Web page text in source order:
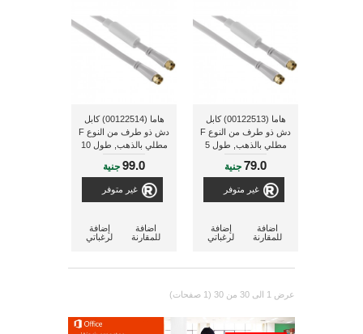
هاما (00122513) كابل
دش ذو طرف من النوع F
مطلي بالذهب, طول 5
متر79.0جنية
غير متوفر
إضافة
لرغباتي
اضافة
للمقارنة
هاما (00122514) كابل
دش ذو طرف من النوع F
مطلي بالذهب, طول 10
متر99.0جنية
غير متوفر
إضافة
لرغباتي
اضافة
للمقارنة
عرض 1 الى 30 من 30 (1 صفحات)